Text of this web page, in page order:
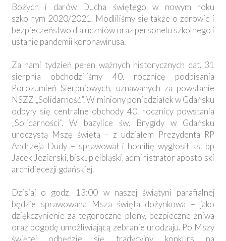
Bożych i darów Ducha świętego w nowym roku
szkolnym 2020/2021. Modliliśmy się także o zdrowie i
bezpieczeństwo dla uczniów oraz personelu szkolnego i
ustanie pandemii koronawirusa.
Za nami tydzień pełen ważnych historycznych dat. 31
sierpnia obchodziliśmy 40. rocznicę podpisania
Porozumień Sierpniowych, uznawanych za powstanie
NSZZ „Solidarność”. W miniony poniedziałek w Gdańsku
odbyły się centralne obchody 40. rocznicy powstania
„Solidarności”. W bazylice św. Brygidy w Gdańsku
uroczystą Mszę świętą – z udziałem Prezydenta RP
Andrzeja Dudy – sprawował i homilię wygłosił ks. bp
Jacek Jezierski, biskup elbląski, administrator apostolski
archidiecezji gdańskiej.
Dzisiaj o godz. 13:00 w naszej świątyni parafialnej
będzie sprawowana Msza święta dożynkowa – jako
dziękczynienie za tegoroczne plony, bezpieczne żniwa
oraz pogodę umożliwiającą zebranie urodzaju. Po Mszy
świętej odbędzie się tradycyjny konkurs na